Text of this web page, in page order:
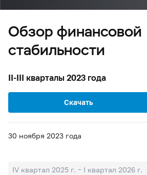
Обзор финансовой
стабильности
II-III кварталы 2023 года
Скачать
30 ноября 2023 года
IV квартал 2025 г. – I квартал 2026 г.